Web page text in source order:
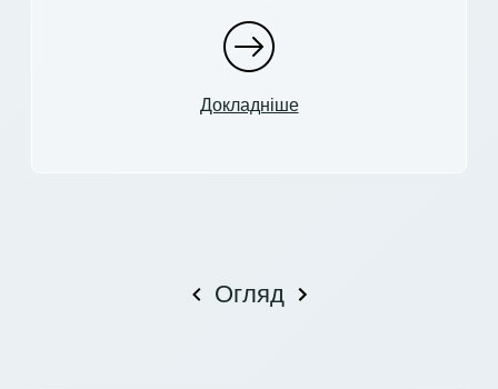
Докладніше
Огляд